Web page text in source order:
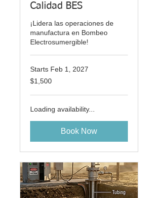
Calidad BES
¡Lidera las operaciones de
manufactura en Bombeo
Electrosumergible!
Starts Feb 1, 2027
1,500
US
$1,500
Loading availability...
Book Now